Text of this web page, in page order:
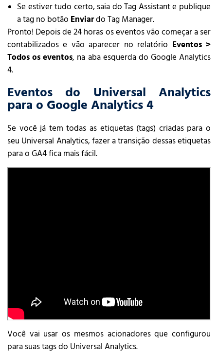
Se estiver tudo certo, saia do Tag Assistant e publique
a tag no botão Enviardo Tag Manager.
Pronto! Depois de 24 horas os eventos vão começar a ser
contabilizados e vão aparecer no relatório Eventos >
Todos os eventos, na aba esquerda do Google Analytics
4.
Eventos do Universal Analytics
para o Google Analytics 4
Se você já tem todas as etiquetas (tags) criadas para o
seu Universal Analytics, fazer a transição dessas etiquetas
para o GA4 fica mais fácil.
Você vai usar os mesmos acionadores que configurou
para suas tags do Universal Analytics.